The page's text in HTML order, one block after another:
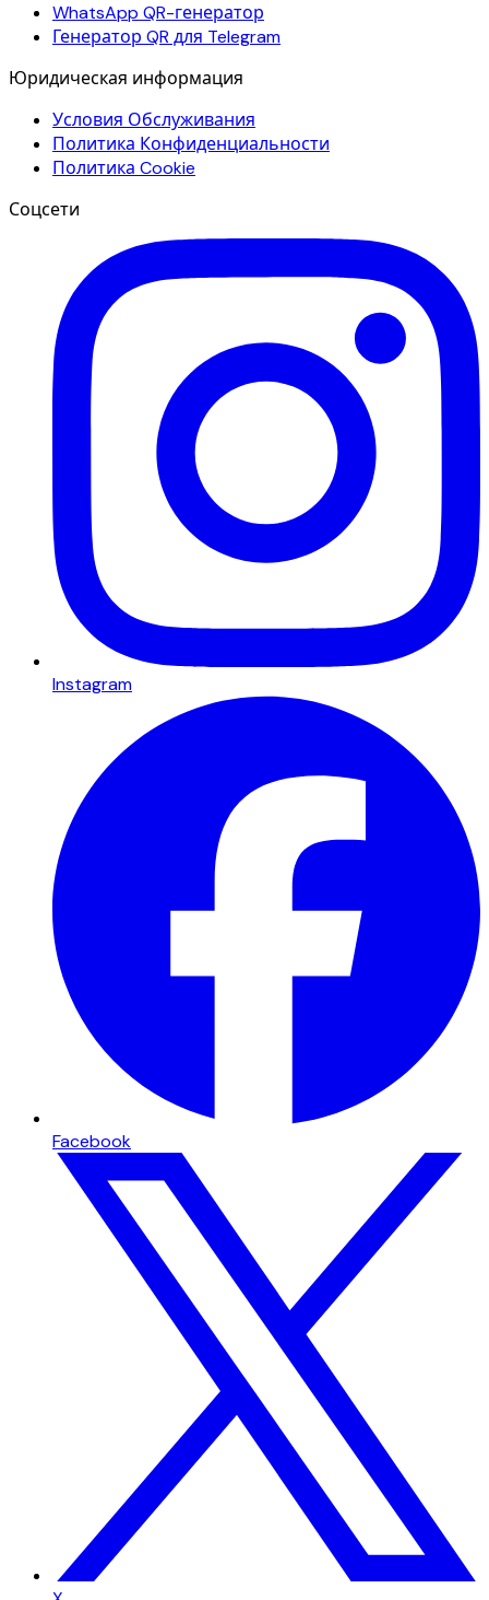
WhatsApp QR-генератор
Генератор QR для Telegram
Юридическая информация
Условия Обслуживания
Политика Конфиденциальности
Политика Cookie
Соцсети
Instagram
Facebook